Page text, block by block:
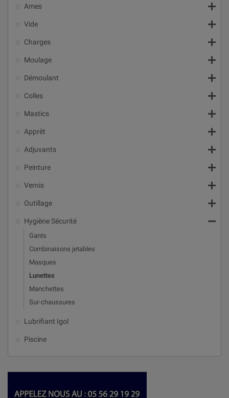
Ames 
Vide 
Charges 
Moulage 
Démoulant 
Colles 
Mastics 
Apprêt 
Adjuvants 
Peinture 
Vernis 
Outillage 
Hygiène Sécurité 
Gants
Combinaisons jetables
Masques
Lunettes
Manchettes
Sur-chaussures
Lubrifiant Igol
Piscine